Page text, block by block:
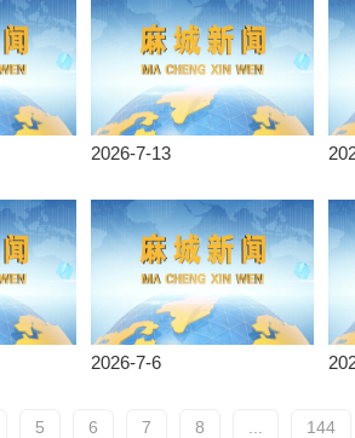
2026-7-13
2026-7-6
5 6 7 8 144